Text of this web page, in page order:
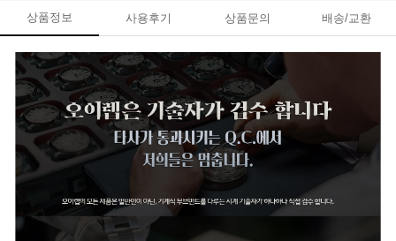
상품정보 사용후기 상품문의 배송/교환